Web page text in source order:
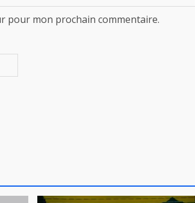
pour mon prochain commentaire.